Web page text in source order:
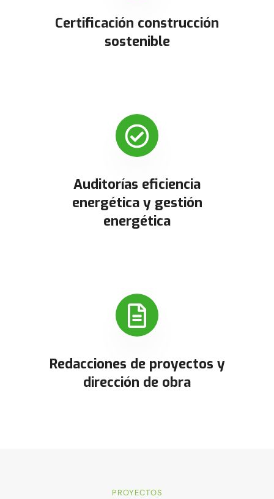
Certificación construcción
sostenible
Auditorías eficiencia
energética y gestión
energética
Redacciones de proyectos y
dirección de obra
PROYECTOS